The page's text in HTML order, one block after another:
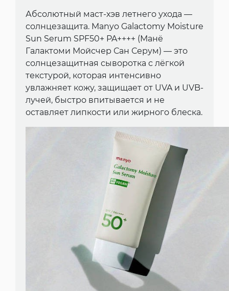
Абсолютный маст-хэв летнего ухода —
солнцезащита. Manyo Galactomy Moisture
Sun Serum SPF50+ PA++++ (Манё
Галактоми Мойсчер Сан Серум) — это
солнцезащитная сыворотка с лёгкой
текстурой, которая интенсивно
увлажняет кожу, защищает от UVA и UVB-
лучей, быстро впитывается и не
оставляет липкости или жирного блеска.